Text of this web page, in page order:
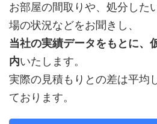
お部屋の間取りや、処分した
場の状況などをお聞きし、
当社の実績データをもとに、
内いたします。
実際の見積もりとの差は平均
ております。